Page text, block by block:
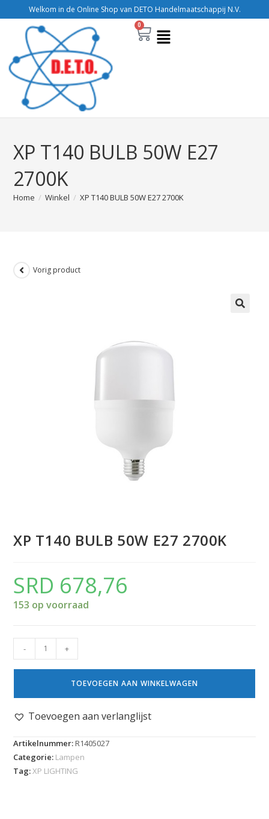
Welkom in de Online Shop van DETO Handelmaatschappij N.V.
0
XP T140 BULB 50W E27
2700K
Home / Winkel / XP T140 BULB 50W E27 2700K
Vorig product
XP T140 BULB 50W E27 2700K
SRD 678,76
153 op voorraad
- +
TOEVOEGEN AAN WINKELWAGEN
Toevoegen aan verlanglijst
Artikelnummer:R1405027
Categorie: Lampen
Tag:XP LIGHTING